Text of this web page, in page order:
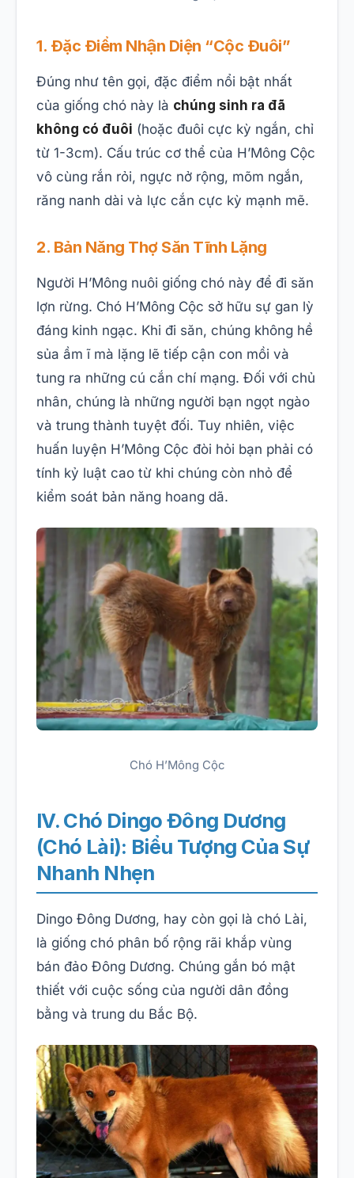
1. Đặc Điểm Nhận Diện “Cộc Đuôi”
Đúng như tên gọi, đặc điểm nổi bật nhất
của giống chó này là chúng sinh ra đã
không có đuôi (hoặc đuôi cực kỳ ngắn, chỉ
từ 1-3cm). Cấu trúc cơ thể của H’Mông Cộc
vô cùng rắn rỏi, ngực nở rộng, mõm ngắn,
răng nanh dài và lực cắn cực kỳ mạnh mẽ.
2. Bản Năng Thợ Săn Tĩnh Lặng
Người H’Mông nuôi giống chó này để đi săn
lợn rừng. Chó H’Mông Cộc sở hữu sự gan lỳ
đáng kinh ngạc. Khi đi săn, chúng không hề
sủa ầm ĩ mà lặng lẽ tiếp cận con mồi và
tung ra những cú cắn chí mạng. Đối với chủ
nhân, chúng là những người bạn ngọt ngào
và trung thành tuyệt đối. Tuy nhiên, việc
huấn luyện H’Mông Cộc đòi hỏi bạn phải có
tính kỷ luật cao từ khi chúng còn nhỏ để
kiểm soát bản năng hoang dã.
Chó H’Mông Cộc
IV. Chó Dingo Đông Dương
(Chó Lài): Biểu Tượng Của Sự
Nhanh Nhẹn
Dingo Đông Dương, hay còn gọi là chó Lài,
là giống chó phân bố rộng rãi khắp vùng
bán đảo Đông Dương. Chúng gắn bó mật
thiết với cuộc sống của người dân đồng
bằng và trung du Bắc Bộ.